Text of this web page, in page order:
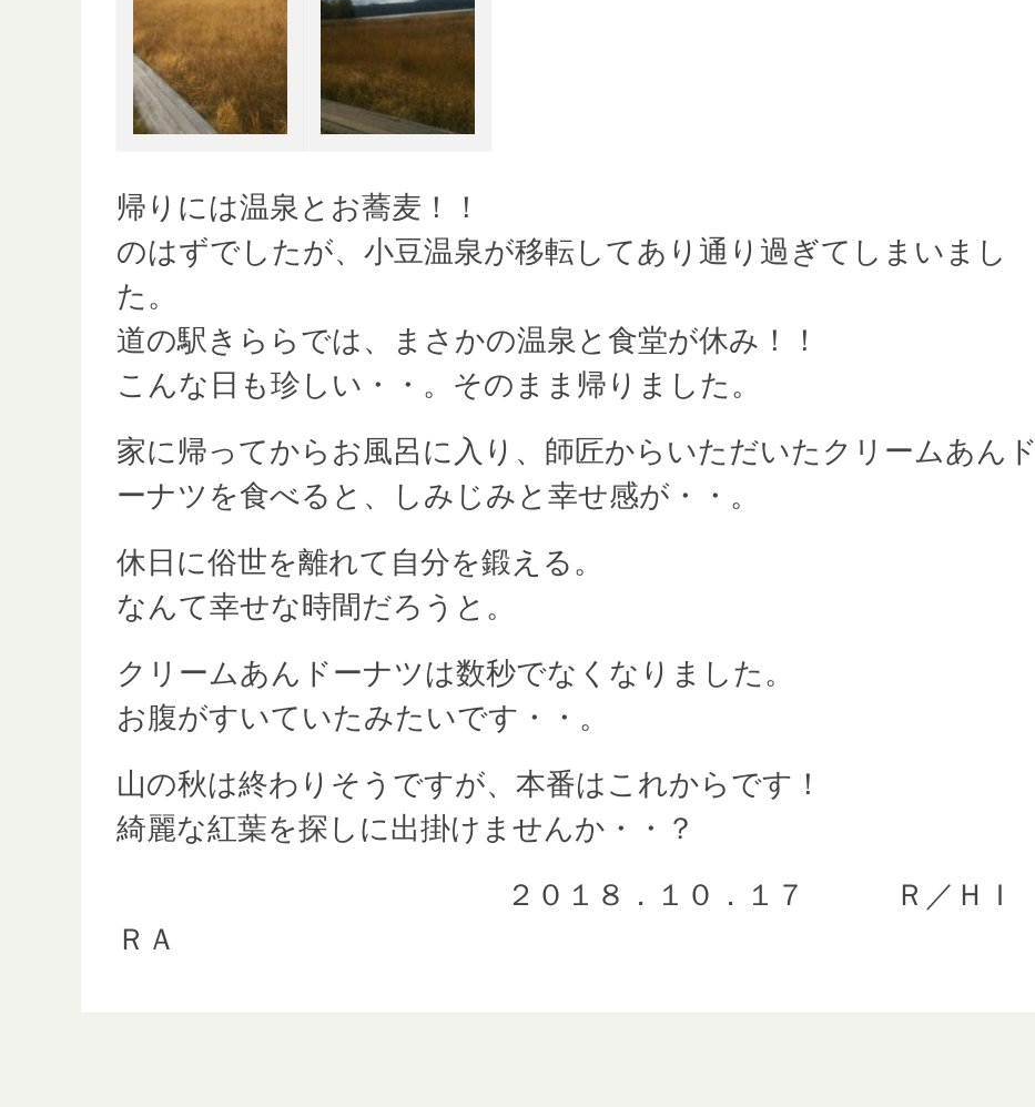
帰りには温泉とお蕎麦！！
のはずでしたが、小豆温泉が移転してあり通り過ぎてしまいまし
た。
道の駅きららでは、まさかの温泉と食堂が休み！！
こんな日も珍しい・・。そのまま帰りました。
家に帰ってからお風呂に入り、師匠からいただいたクリームあんド
ーナツを食べると、しみじみと幸せ感が・・。
休日に俗世を離れて自分を鍛える。
なんて幸せな時間だろうと。
クリームあんドーナツは数秒でなくなりました。
お腹がすいていたみたいです・・。
山の秋は終わりそうですが、本番はこれからです！
綺麗な紅葉を探しに出掛けませんか・・？
２０１８．１０．１７ Ｒ／ＨＩ
ＲＡ